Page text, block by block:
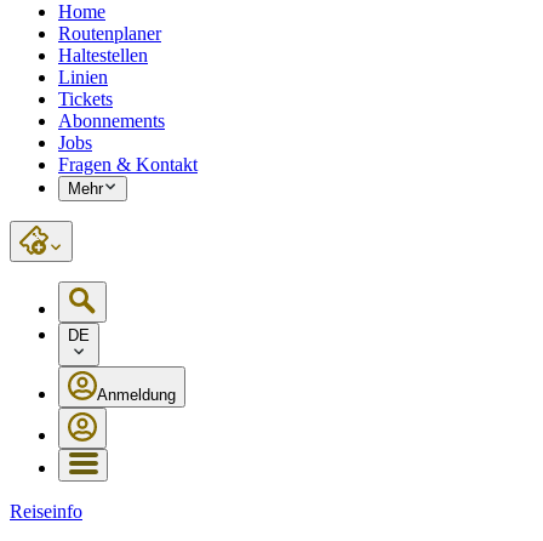
Home
Routenplaner
Haltestellen
Linien
Tickets
Abonnements
Jobs
Fragen & Kontakt
Mehr
DE
Anmeldung
Reiseinfo